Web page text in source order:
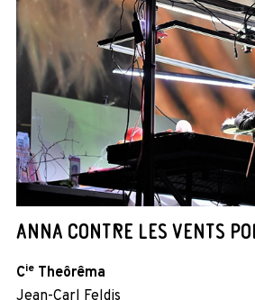
ANNA CONTRE LES VENTS
Cie Theôrêma
Jean-Carl Feldis